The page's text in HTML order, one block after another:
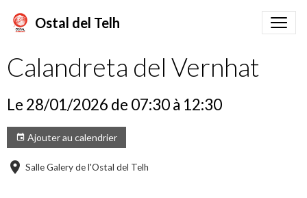
Ostal del Telh
Calandreta del Vernhat
Le 28/01/2026 de 07:30à 12:30
Ajouter au calendrier
Salle Galery de l'Ostal del Telh